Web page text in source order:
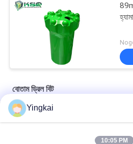
বোতাম ড্রিল বিট
R32 / R25 রক ড্রিলিং টুলস টাংস্টেন কার্বাইড ড্রিল
Yingkai
10:05 PM